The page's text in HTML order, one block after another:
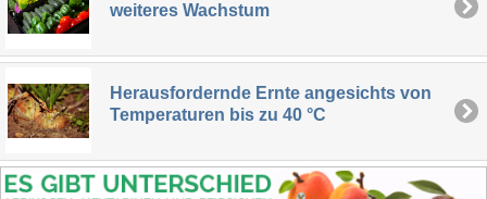
weiteres Wachstum
Herausfordernde Ernte angesichts von
Temperaturen bis zu 40 °C